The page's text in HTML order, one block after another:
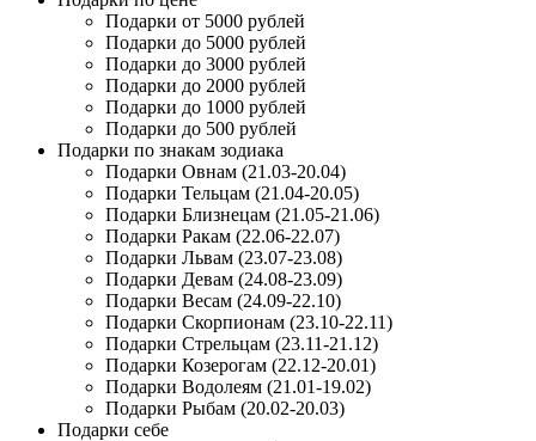
Подарки от 5000 рублей
Подарки до 5000 рублей
Подарки до 3000 рублей
Подарки до 2000 рублей
Подарки до 1000 рублей
Подарки до 500 рублей
Подарки по знакам зодиака
Подарки Овнам (21.03-20.04)
Подарки Тельцам (21.04-20.05)
Подарки Близнецам (21.05-21.06)
Подарки Ракам (22.06-22.07)
Подарки Львам (23.07-23.08)
Подарки Девам (24.08-23.09)
Подарки Весам (24.09-22.10)
Подарки Скорпионам (23.10-22.11)
Подарки Стрельцам (23.11-21.12)
Подарки Козерогам (22.12-20.01)
Подарки Водолеям (21.01-19.02)
Подарки Рыбам (20.02-20.03)
Подарки себе